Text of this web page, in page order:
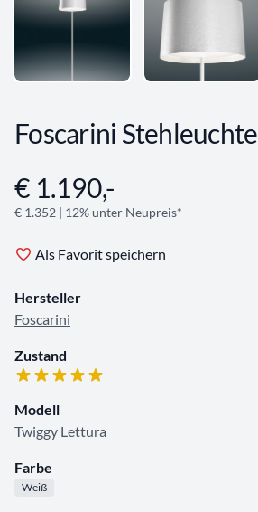
Foscarini Stehleuchte
Angebotsinformationen
€ 1.190,-
€ 1.352 | 12% unter Neupreis*
Als Favorit speichern
Hersteller
Foscarini
Zustand
Modell
Twiggy Lettura
Farbe
Weiß